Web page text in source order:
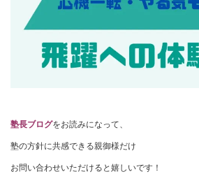
塾長ブログをお読みになって、
塾の方針に共感できる親御様だけ
お問い合わせいただけると嬉しいです！